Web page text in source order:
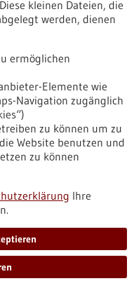
genetischen
Bosch und
Vivalytic
kleinen Dateien, die
werden, dienen
ermöglichen
Elemente wie
Navigation zugänglich
zu können um zu
Website benutzen und
zu können
Ihre